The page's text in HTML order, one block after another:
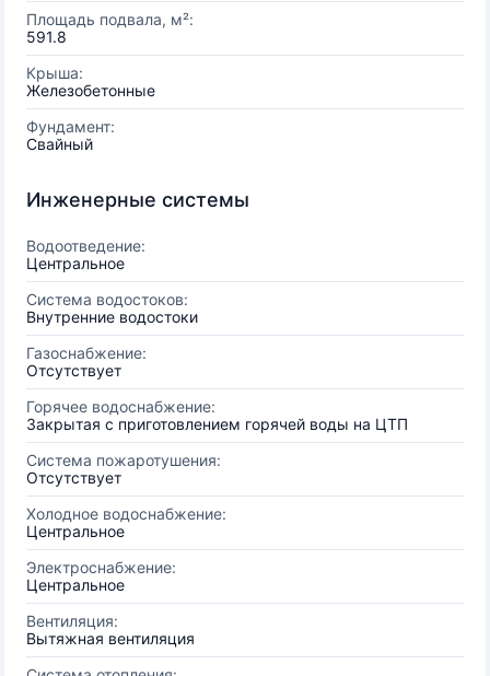
Площадь подвала, м²:
591.8
Крыша:
Железобетонные
Фундамент:
Свайный
Инженерные системы
Водоотведение:
Центральное
Система водостоков:
Внутренние водостоки
Газоснабжение:
Отсутствует
Горячее водоснабжение:
Закрытая с приготовлением горячей воды на ЦТП
Система пожаротушения:
Отсутствует
Холодное водоснабжение:
Центральное
Электроснабжение:
Центральное
Вентиляция:
Вытяжная вентиляция